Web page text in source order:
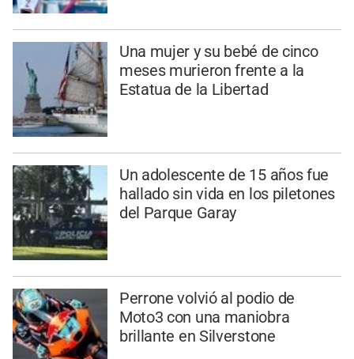
Una mujer y su bebé de cinco
meses murieron frente a la
Estatua de la Libertad
Un adolescente de 15 años fue
hallado sin vida en los piletones
del Parque Garay
Perrone volvió al podio de
Moto3 con una maniobra
brillante en Silverstone